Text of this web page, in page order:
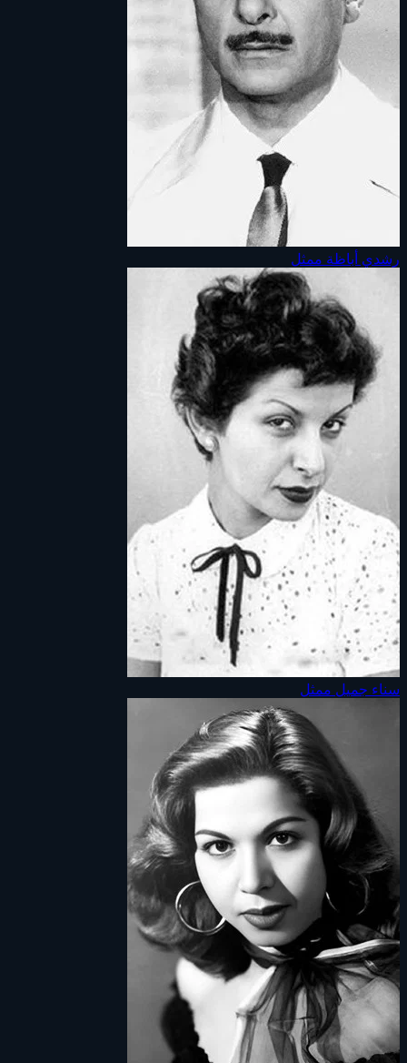
رشدي أباظة ممثل
سناء جميل ممثل